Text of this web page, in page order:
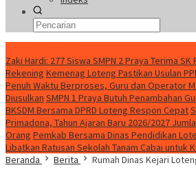
Zaki Hardi: 277 Siswa SMPN 2 Praya Terima SK
Rekening Kemenag Loteng Pastikan Usulan
Penuh Waktu Berproses, Guru dan Operator
Diusulkan SMPN 1 Praya Butuh Penambahan
BKSDM Bersama DPRD Loteng Respon Cepat
Primadona, Tahun Ajaran Baru 2026/2027
Orang Pemkab Bersama Dinas Pendidikan
Libatkan Ratusan Sekolah Tanam Cabai untuk
Beranda
Berita Rumah Dinas Kejari